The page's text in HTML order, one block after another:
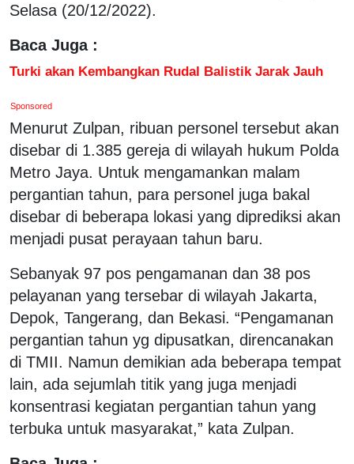
Selasa (20/12/2022).
Baca Juga :
Turki akan Kembangkan Rudal Balistik Jarak Jauh
Sponsored
Menurut Zulpan, ribuan personel tersebut akan
disebar di 1.385 gereja di wilayah hukum Polda
Metro Jaya. Untuk mengamankan malam
pergantian tahun, para personel juga bakal
disebar di beberapa lokasi yang diprediksi akan
menjadi pusat perayaan tahun baru.
Sebanyak 97 pos pengamanan dan 38 pos
pelayanan yang tersebar di wilayah Jakarta,
Depok, Tangerang, dan Bekasi. “Pengamanan
pergantian tahun yg dipusatkan, direncanakan
di TMII. Namun demikian ada beberapa tempat
lain, ada sejumlah titik yang juga menjadi
konsentrasi kegiatan pergantian tahun yang
terbuka untuk masyarakat,” kata Zulpan.